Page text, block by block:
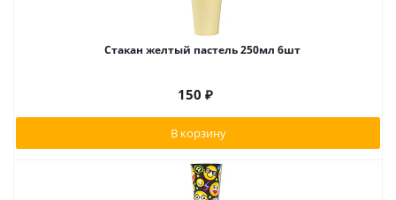
Стакан желтый пастель 250мл 6шт
150 ₽
В корзину